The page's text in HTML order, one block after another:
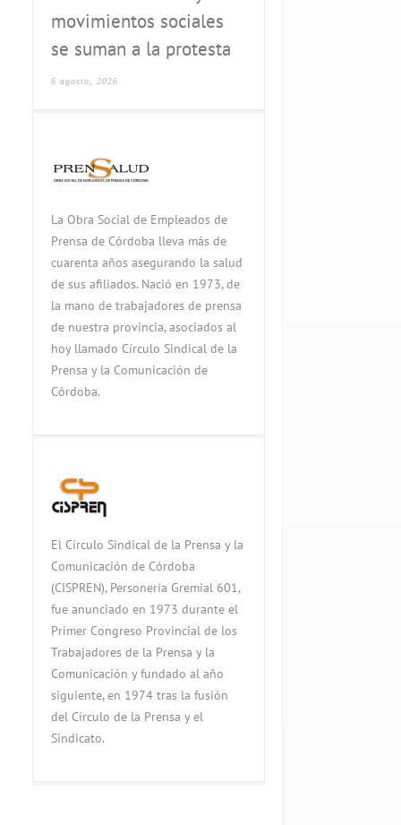
movimientos sociales
se suman a la protesta
6 agosto, 2026
La Obra Social de Empleados de
Prensa de Córdoba lleva más de
cuarenta años asegurando la salud
de sus afiliados. Nació en 1973, de
la mano de trabajadores de prensa
de nuestra provincia, asociados al
hoy llamado Círculo Sindical de la
Prensa y la Comunicación de
Córdoba.
El Círculo Sindical de la Prensa y la
Comunicación de Córdoba
(CISPREN), Personería Gremial 601,
fue anunciado en 1973 durante el
Primer Congreso Provincial de los
Trabajadores de la Prensa y la
Comunicación y fundado al año
siguiente, en 1974 tras la fusión
del Círculo de la Prensa y el
Sindicato.